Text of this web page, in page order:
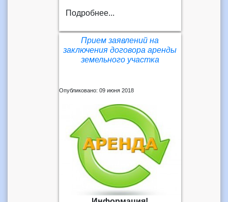
Подробнее...
Прием заявлений на
заключения договора аренды
земельного участка
Опубликовано: 09 июня 2018